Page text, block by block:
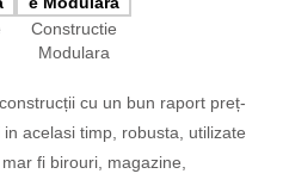
Constructie
Modulara
cu un bun raport preț-
acelasi timp, robusta, utilizate
fi birouri, magazine,